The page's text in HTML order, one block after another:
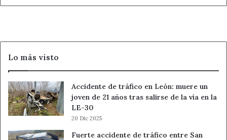
mayor
tocomocho
Lo más visto
Accidente de tráfico en León: muere un
joven de 21 años tras salirse de la vía en la
LE-30
20 Dic 2025
Fuerte accidente de tráfico entre San